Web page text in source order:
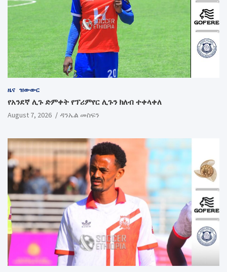
ዜና ዝውውር
የአንደኛ ሊጉ ድምቀት የፕሪምየር ሊጉን ክለብ ተቀላቀለ
August 7, 2026 ዳንኤል መስፍን